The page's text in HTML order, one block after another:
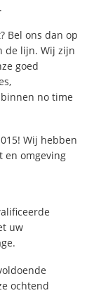
Bel ons dan op
de lijn. Wij zijn
goed
no time
Wij hebben
en omgeving
uw
ochtend